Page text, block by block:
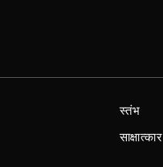
स्तंभ
साक्षात्कार